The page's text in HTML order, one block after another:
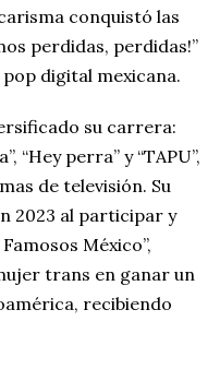
conquistó las
perdidas, perdidas!”
digital mexicana.
su carrera:
“Hey perra” y “TAPU”,
de televisión. Su
2023 al participar y
México”,
trans en ganar un
recibiendo